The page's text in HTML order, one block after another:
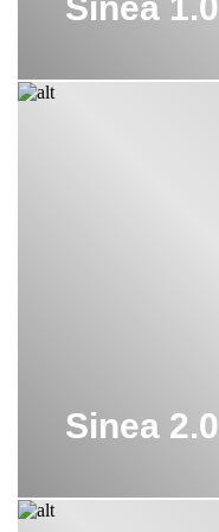
Sinea 2.0